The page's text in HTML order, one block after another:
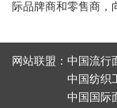
际品牌商和零售商，
网站联盟： 中国流行
中国纺织
中国国际